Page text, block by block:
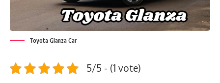
Toyota Glanza Car
5/5 - (1 vote)